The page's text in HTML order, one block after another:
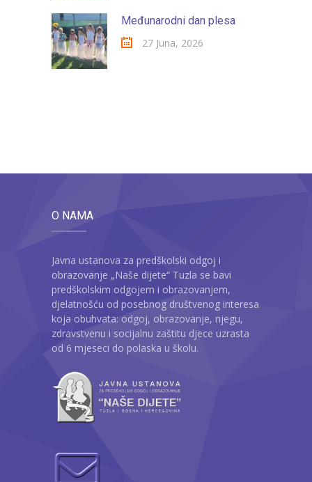
Međunarodni dan plesa
27 Juna, 2026
O NAMA
Javna ustanova za predškolski odgoj i
obrazovanje „Naše dijete“ Tuzla se bavi
predškolskim odgojem i obrazovanjem,
djelatnošću od posebnog društvenog interesa
koja obuhvata: odgoj, obrazovanje, njegu,
zdravstvenu i socijalnu zaštitu djece uzrasta
od 6 mjeseci do polaska u školu.